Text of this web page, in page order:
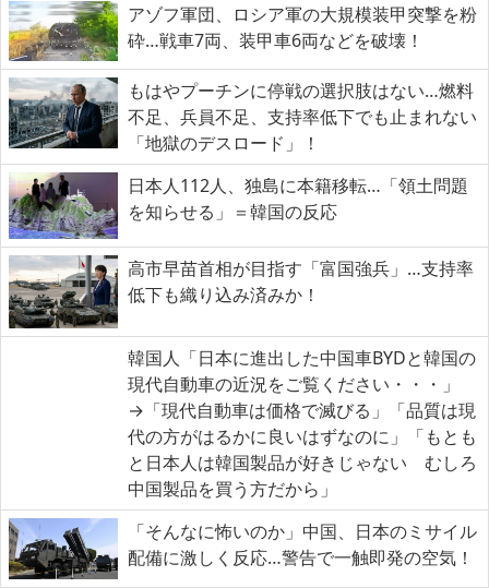
アゾフ軍団、ロシア軍の大規模装甲突撃を粉
砕…戦車7両、装甲車6両などを破壊！
もはやプーチンに停戦の選択肢はない…燃料
不足、兵員不足、支持率低下でも止まれない
「地獄のデスロード」！
日本人112人、独島に本籍移転…「領土問題
を知らせる」＝韓国の反応
高市早苗首相が目指す「富国強兵」…支持率
低下も織り込み済みか！
韓国人「日本に進出した中国車BYDと韓国の
現代自動車の近況をご覧ください・・・」
→「現代自動車は価格で滅びる」「品質は現
代の方がはるかに良いはずなのに」「もとも
と日本人は韓国製品が好きじゃない むしろ
中国製品を買う方だから」
「そんなに怖いのか」中国、日本のミサイル
配備に激しく反応…警告で一触即発の空気！